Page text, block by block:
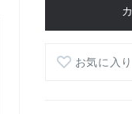
お気に入り